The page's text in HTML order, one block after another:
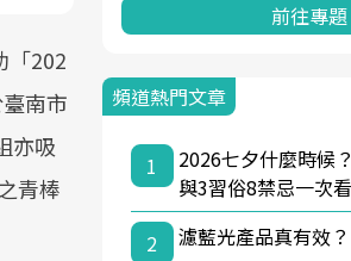
「202
南市
亦吸
青棒
前往專題
頻道熱門文章
1
2026七夕什麼時候
與3習俗8禁忌一次看
2
濾藍光產品真有效